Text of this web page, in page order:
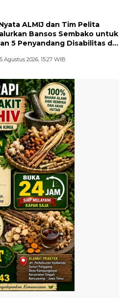
ALMIJ dan Tim Pelita
Bansos Sembako untuk
5 Penyandang Disabilitas di
Agustus 2026, 15:27 WIB